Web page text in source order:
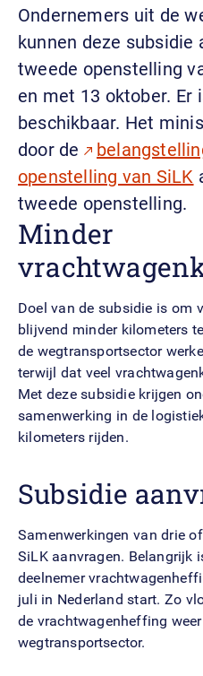
Ondernemers uit de
kunnen deze subsidie
tweede openstelling
en met 13 oktober. Er
beschikbaar. Het
door de
openstelling van SiLK
tweede openstelling.
Minder
Doel van de subsidie is om
blijvend minder kilometers
de wegtransportsector
terwijl dat veel
Met deze subsidie krijgen
samenwerking in de
kilometers rijden.
Subsidie
Samenwerkingen van drie
SiLK aanvragen. Belangrijk
deelnemer
juli in Nederland start. Zo
de vrachtwagenheffing
wegtransportsector.